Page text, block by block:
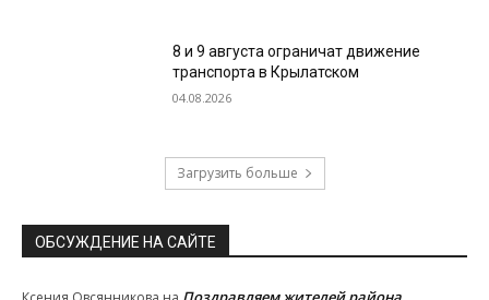
8 и 9 августа ограничат движение
транспорта в Крылатском
04.08.2026
Загрузить больше
ОБСУЖДЕНИЕ НА САЙТЕ